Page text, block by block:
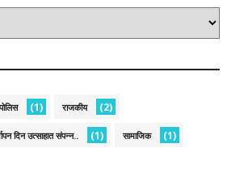
(1) राजकीय (2)
दिन उत्साहात संपन्न.. (1) सामाजिक (1)